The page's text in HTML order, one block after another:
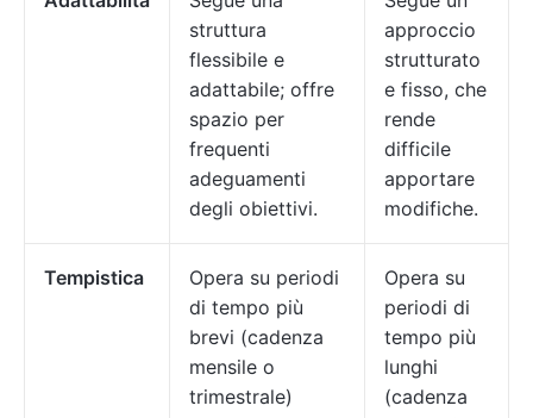
struttura
flessibile e
adattabile; offre
spazio per
frequenti
adeguamenti
degli obiettivi.
approccio
strutturato
e fisso, che
rende
difficile
apportare
modifiche.
Tempistica
Opera su periodi
di tempo più
brevi (cadenza
mensile o
trimestrale)
Opera su
periodi di
tempo più
lunghi
(cadenza